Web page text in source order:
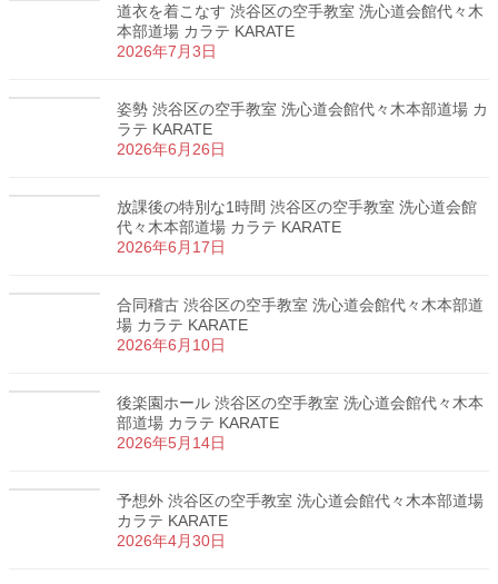
道衣を着こなす 渋谷区の空手教室 洗心道会館代々木
本部道場 カラテ KARATE
2026年7月3日
姿勢 渋谷区の空手教室 洗心道会館代々木本部道場 カ
ラテ KARATE
2026年6月26日
放課後の特別な1時間 渋谷区の空手教室 洗心道会館
代々木本部道場 カラテ KARATE
2026年6月17日
合同稽古 渋谷区の空手教室 洗心道会館代々木本部道
場 カラテ KARATE
2026年6月10日
後楽園ホール 渋谷区の空手教室 洗心道会館代々木本
部道場 カラテ KARATE
2026年5月14日
予想外 渋谷区の空手教室 洗心道会館代々木本部道場
カラテ KARATE
2026年4月30日